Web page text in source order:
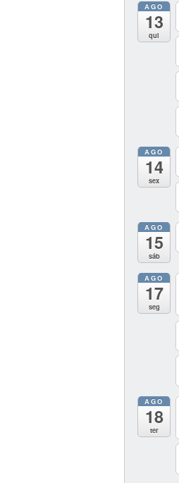
AGO
13
qui
AGO
14
sex
AGO
15
sáb
AGO
17
seg
AGO
18
ter